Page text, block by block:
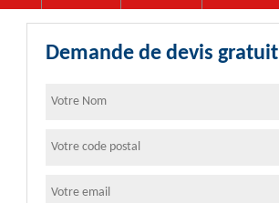
Demande de devis gratuit